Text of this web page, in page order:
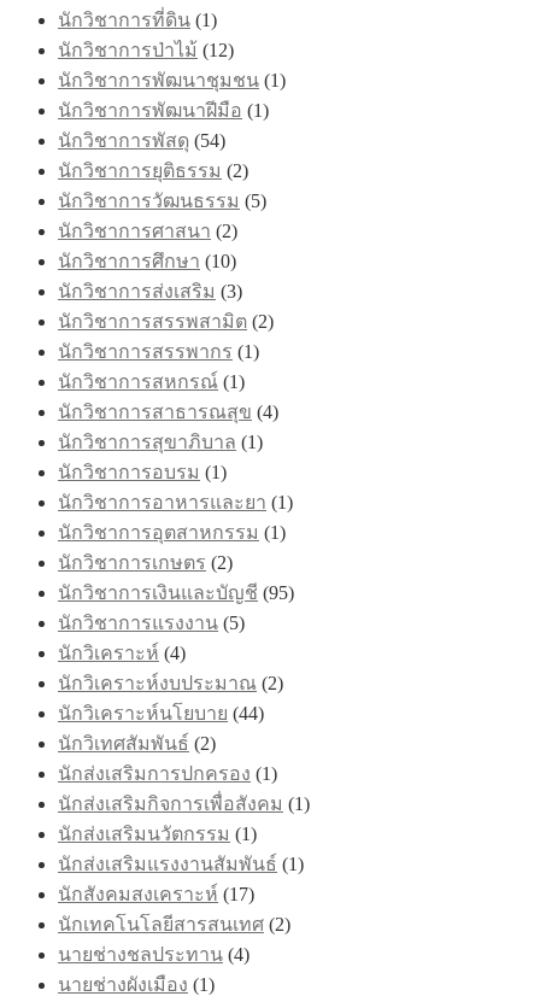
นักวิชาการที่ดิน (1)
นักวิชาการป่าไม้ (12)
นักวิชาการพัฒนาชุมชน (1)
นักวิชาการพัฒนาฝีมือ (1)
นักวิชาการพัสดุ (54)
นักวิชาการยุติธรรม (2)
นักวิชาการวัฒนธรรม (5)
นักวิชาการศาสนา (2)
นักวิชาการศึกษา (10)
นักวิชาการส่งเสริม (3)
นักวิชาการสรรพสามิต (2)
นักวิชาการสรรพากร (1)
นักวิชาการสหกรณ์ (1)
นักวิชาการสาธารณสุข (4)
นักวิชาการสุขาภิบาล (1)
นักวิชาการอบรม (1)
นักวิชาการอาหารและยา (1)
นักวิชาการอุตสาหกรรม (1)
นักวิชาการเกษตร (2)
นักวิชาการเงินและบัญชี (95)
นักวิชาการแรงงาน (5)
นักวิเคราะห์ (4)
นักวิเคราะห์งบประมาณ (2)
นักวิเคราะห์นโยบาย (44)
นักวิเทศสัมพันธ์ (2)
นักส่งเสริมการปกครอง (1)
นักส่งเสริมกิจการเพื่อสังคม (1)
นักส่งเสริมนวัตกรรม (1)
นักส่งเสริมแรงงานสัมพันธ์ (1)
นักสังคมสงเคราะห์ (17)
นักเทคโนโลยีสารสนเทศ (2)
นายช่างชลประทาน (4)
นายช่างผังเมือง (1)